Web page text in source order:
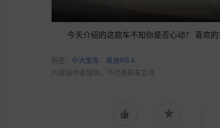
今天介绍的这款车不知你是否心动？ 喜欢
标签: 中大型车
奥迪RS 6
内容由作者提供，不代表易车立场